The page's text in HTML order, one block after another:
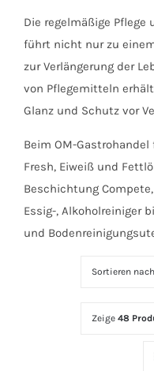
Die regelmäßige Pflege
führt nicht nur zu
zur Verlängerung der
von Pflegemitteln
Glanz und Schutz vor
Beim OM-
Fresh, Eiweiß und
Beschichtung
Essig-, Alkoholreiniger
und
Sortieren nach
Zeige 48